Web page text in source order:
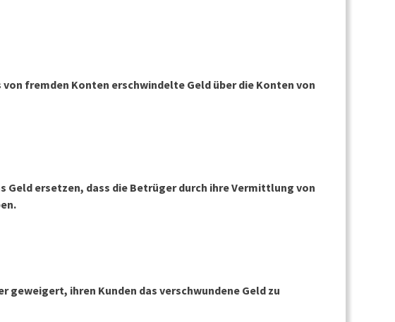
von fremden Konten erschwindelte Geld über die Konten von
Geld ersetzen, dass die Betrüger durch ihre Vermittlung von
geweigert, ihren Kunden das verschwundene Geld zu